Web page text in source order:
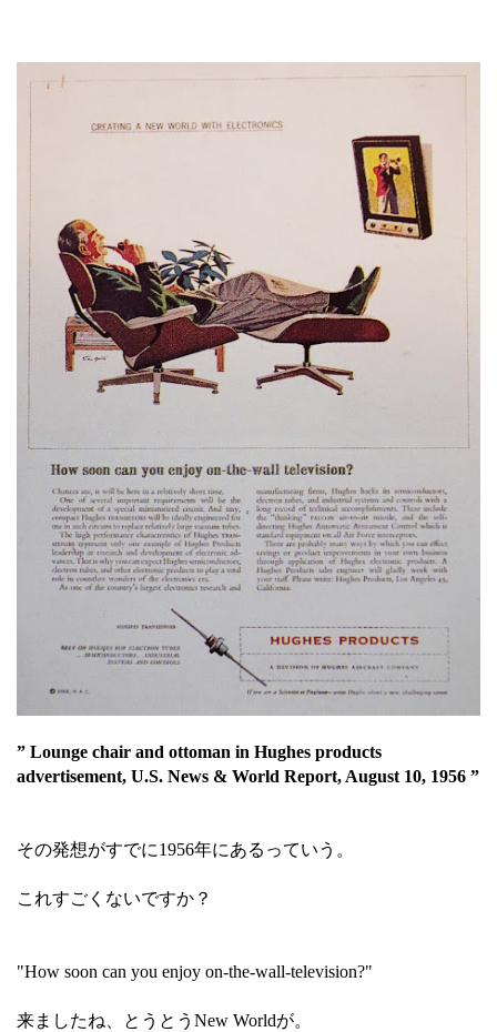
” Lounge chair and ottoman in Hughes products
advertisement, U.S. News & World Report, August 10, 1956 ”
その発想がすでに1956年にあるっていう。
これすごくないですか？
"How soon can you enjoy on-the-wall-television?"
来ましたね、とうとうNew Worldが。